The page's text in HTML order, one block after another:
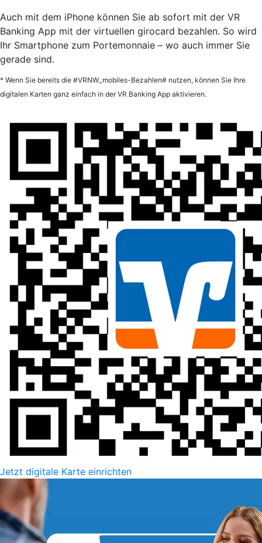
Auch mit dem iPhone können Sie ab sofort mit der VR
Banking App mit der virtuellen girocard bezahlen. So wird
Ihr Smartphone zum Portemonnaie – wo auch immer Sie
gerade sind.
* Wenn Sie bereits die #VRNW_mobiles-Bezahlen# nutzen, können Sie Ihre
digitalen Karten ganz einfach in der VR Banking App aktivieren.
Jetzt digitale Karte einrichten